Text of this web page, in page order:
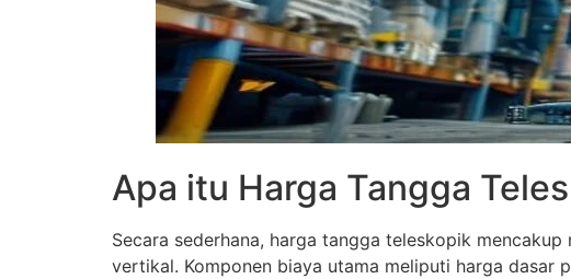
Apa itu Harga Tangga
Secara sederhana, harga tangga teleskopik
vertikal. Komponen biaya utama meliputi harga dasar